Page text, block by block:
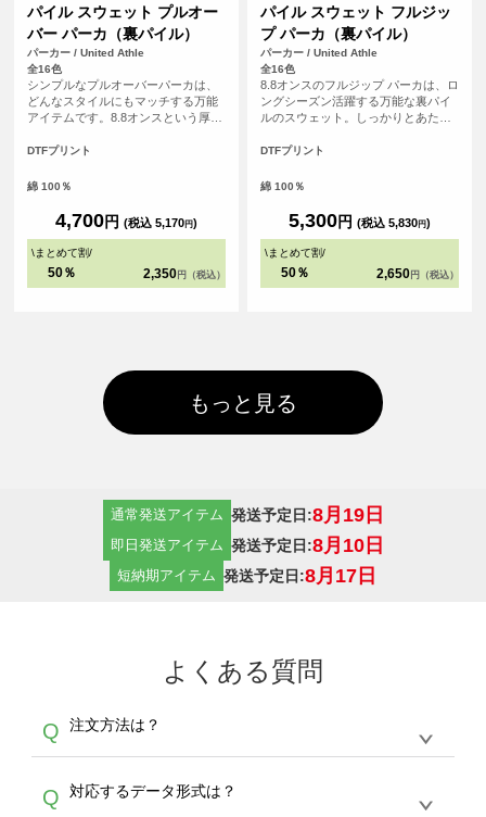
パイル スウェット プルオー
バー パーカ（裏パイル）
パーカー / United Athle
全16色
シンプルなプルオーバーパーカは、
どんなスタイルにもマッチする万能
アイテムです。8.8オンスという厚み
生地厚。王道のストリートスタイル
ー・アウトドアなど、多くのスタイ
ています。
DTFプリント
綿 100％
4,700円 (税込 5,170円)
\まとめて割/
50％ 2,350 円（税込）
パイル スウェット フルジッ
プ パーカ（裏パイル）
パーカー / United Athle
全16色
8.8オンスのフルジップ パーカは、ロ
ングシーズン活躍する万能な裏パイ
ルのスウェット。しっかりとあたた
した雰囲気を演出する絶妙な厚みで
ードの立体感・ひもの太さといった
製シングルスライダーを採用するこ
とで、オーセンティックなアイテム
に仕上げています。カラー・サイズ
イルや着こなし、日々の気分に寄り
DTFプリント
綿 100％
5,300円 (税込 5,830円)
\まとめて割/
50％ 2,650 円（税込）
もっと見る
通常発送アイテム 発送予定日:8月19日
即日発送アイテム 発送予定日:8月10日
短納期アイテム 発送予定日:8月17日
よくある質問
Q 注文方法は？
A
生産にて承っております。デザインツールから
Q 対応するデータ形式は？